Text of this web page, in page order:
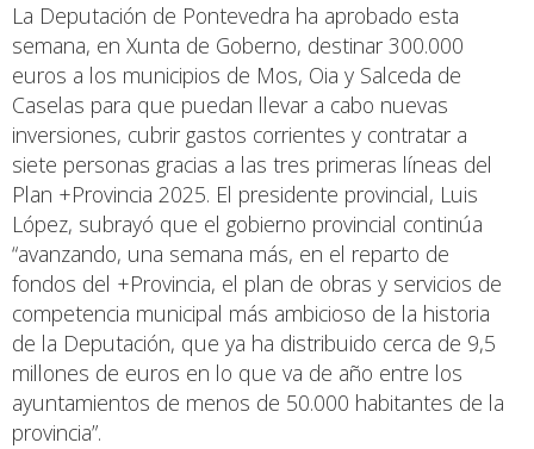
La Deputación de Pontevedra ha aprobado esta
semana, en Xunta de Goberno, destinar 300.000
euros a los municipios de Mos, Oia y Salceda de
Caselas para que puedan llevar a cabo nuevas
inversiones, cubrir gastos corrientes y contratar a
siete personas gracias a las tres primeras líneas del
Plan +Provincia 2025. El presidente provincial, Luis
López, subrayó que el gobierno provincial continúa
“avanzando, una semana más, en el reparto de
fondos del +Provincia, el plan de obras y servicios de
competencia municipal más ambicioso de la historia
de la Deputación, que ya ha distribuido cerca de 9,5
millones de euros en lo que va de año entre los
ayuntamientos de menos de 50.000 habitantes de la
provincia”.